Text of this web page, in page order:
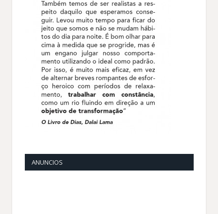
ANUNCIOS